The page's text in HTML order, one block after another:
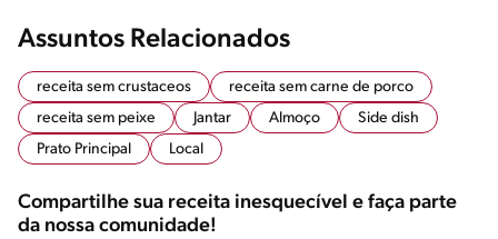
Assuntos Relacionados
receita sem crustaceos
receita sem carne de porco
receita sem peixe
Jantar Almoço
Side dish
Prato Principal
Local
Compartilhe sua receita inesquecível e faça parte
da nossa comunidade!